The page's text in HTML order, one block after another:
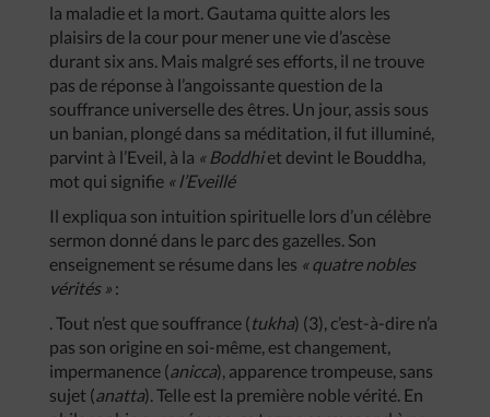
la maladie et la mort. Gautama quitte alors les
plaisirs de la cour pour mener une vie d’ascèse
durant six ans. Mais malgré ses efforts, il ne trouve
pas de réponse à l’angoissante question de la
souffrance universelle des êtres. Un jour, assis sous
un banian, plongé dans sa méditation, il fut illuminé,
parvint à l’Eveil, à la « Boddhiet devint le Bouddha,
mot qui signifie « l’Eveillé
Il expliqua son intuition spirituelle lors d’un célèbre
sermon donné dans le parc des gazelles. Son
enseignement se résume dans les « quatre nobles
vérités » :
. Tout n’est que souffrance (tukha) (3), c’est-à-dire n’a
pas son origine en soi-même, est changement,
impermanence (anicca), apparence trompeuse, sans
sujet (anatta). Telle est la première noble vérité. En